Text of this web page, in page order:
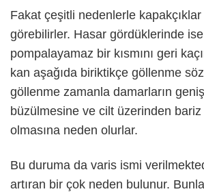
Fakat çeşitli nedenlerle
görebilirler. Hasar gördüklerinde ise
pompalayamaz bir kısmını geri
kan aşağıda biriktikçe göllenme
göllenme zamanla damarların
büzülmesine ve cilt üzerinden
olmasına neden olurlar.
Bu duruma da varis ismi
artıran bir çok neden bulunur.